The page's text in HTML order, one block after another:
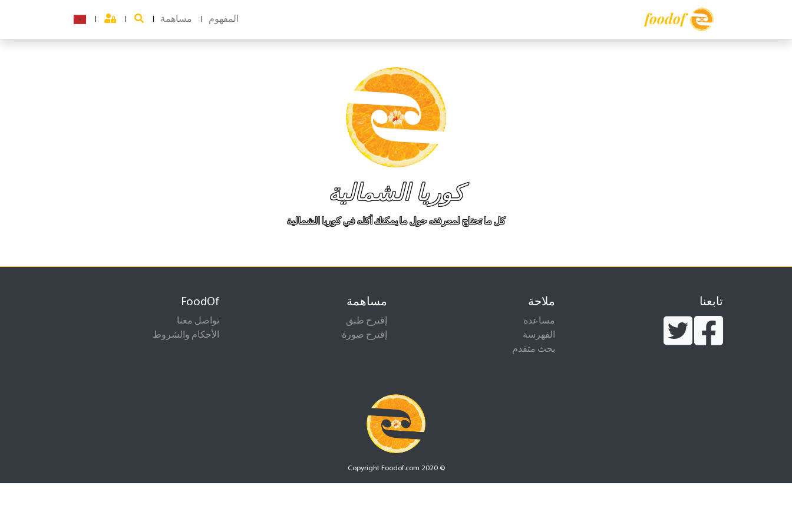
foodof المفهوم مساهمة
كوريا الشمالية
كل ما تحتاج لمعرفته حول ما يمكنك أكله في كوريا الشمالية
تابعنا ملاحة
مساعدة
الفهرسة
بحث متقدم
مساهمة
إقترح طبق
إقترح صورة
FoodOf
تواصل معنا
الأحكام والشروط
© Copyright Foodof.com 2020